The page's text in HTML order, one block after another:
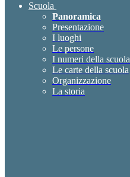
Scuola
Panoramica
Presentazione
I luoghi
Le persone
I numeri della scuola
Le carte della scuola
Organizzazione
La storia